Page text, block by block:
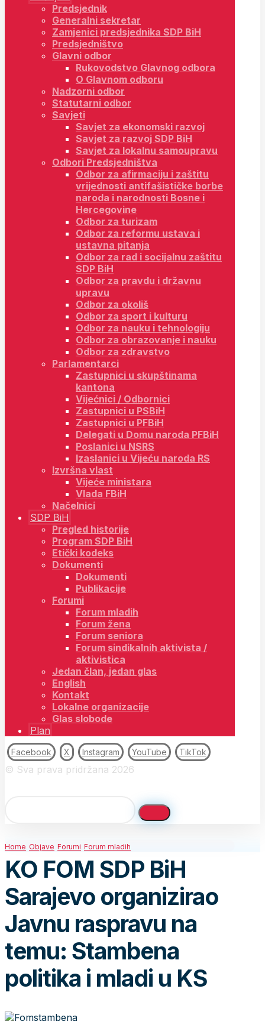
Predsjednik
Generalni sekretar
Zamjenici predsjednika SDP BiH
Predsjedništvo
Glavni odbor
Rukovodstvo Glavnog odbora
O Glavnom odboru
Nadzorni odbor
Statutarni odbor
Savjeti
Savjet za ekonomski razvoj
Savjet za razvoj SDP BiH
Savjet za lokalnu samoupravu
Odbori Predsjedništva
Odbor za afirmaciju i zaštitu
vrijednosti antifašističke borbe
naroda i narodnosti Bosne i
Hercegovine
Odbor za turizam
Odbor za reformu ustava i
ustavna pitanja
Odbor za rad i socijalnu zaštitu
SDP BiH
Odbor za pravdu i državnu
upravu
Odbor za okoliš
Odbor za sport i kulturu
Odbor za nauku i tehnologiju
Odbor za obrazovanje i nauku
Odbor za zdravstvo
Parlamentarci
Zastupnici u skupštinama
kantona
Vijećnici / Odbornici
Zastupnici u PSBiH
Zastupnici u PFBiH
Delegati u Domu naroda PFBiH
Poslanici u NSRS
Izaslanici u Vijeću naroda RS
Izvršna vlast
Vijeće ministara
Vlada FBiH
Načelnici
SDP BiH
Pregled historije
Program SDP BiH
Etički kodeks
Dokumenti
Dokumenti
Publikacije
Forumi
Forum mladih
Forum žena
Forum seniora
Forum sindikalnih aktivista /
aktivistica
Jedan član, jedan glas
English
Kontakt
Lokalne organizacije
Glas slobode
Plan
Facebook X Instagram YouTube TikTok
© Sva prava pridržana 2026
Home Objave Forumi Forum mladih
KO FOM SDP BiH
Sarajevo organizirao
Javnu raspravu na
temu: Stambena
politika i mladi u KS